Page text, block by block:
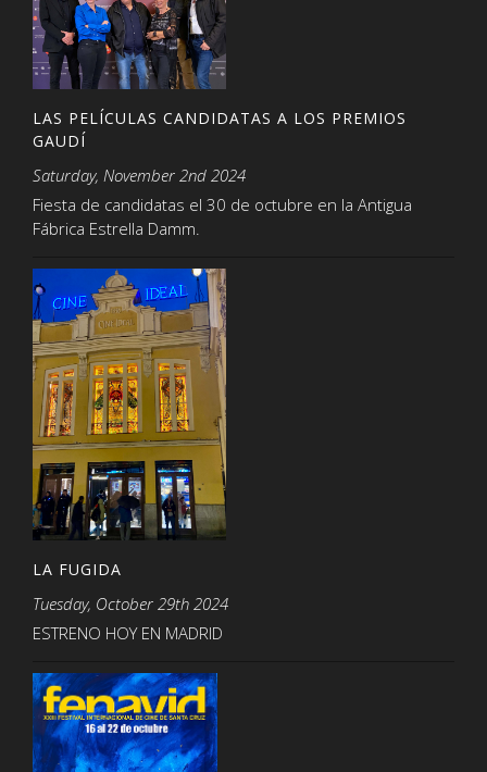
LAS PELÍCULAS CANDIDATAS A LOS PREMIOS
GAUDÍ
Saturday, November 2nd 2024
Fiesta de candidatas el 30 de octubre en la Antigua
Fábrica Estrella Damm.
LA FUGIDA
Tuesday, October 29th 2024
ESTRENO HOY EN MADRID